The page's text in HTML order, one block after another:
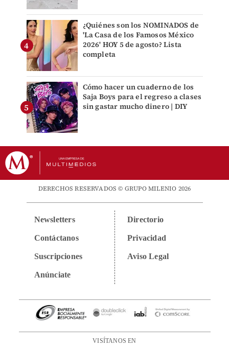
¿Quiénes son los NOMINADOS de
'La Casa de los Famosos México
2026' HOY 5 de agosto? Lista
completa
Cómo hacer un cuaderno de los
Saja Boys para el regreso a clases
sin gastar mucho dinero | DIY
DERECHOS RESERVADOS © GRUPO MILENIO 2026
Newsletters
Contáctanos
Suscripciones
Anúnciate
Directorio
Privacidad
Aviso Legal
VISÍTANOS EN